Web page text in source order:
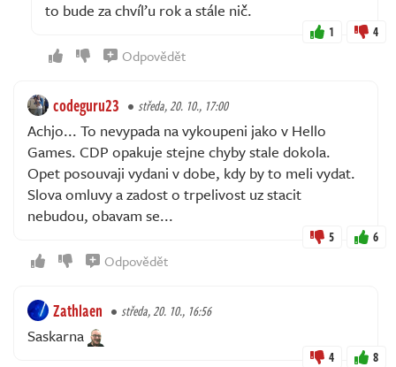
to bude za chvíľu rok a stále nič.
1 4
Odpovědět
codeguru23 středa, 20. 10., 17:00
Achjo... To nevypada na vykoupeni jako v Hello
Games. CDP opakuje stejne chyby stale dokola.
Opet posouvaji vydani v dobe, kdy by to meli vydat.
Slova omluvy a zadost o trpelivost uz stacit
nebudou, obavam se...
5 6
Odpovědět
Zathlaen středa, 20. 10., 16:56
Saskarna
4 8